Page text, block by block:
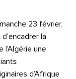
23 février,
la
une
d’Afrique